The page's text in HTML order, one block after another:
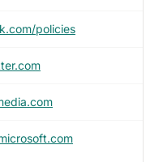
policies